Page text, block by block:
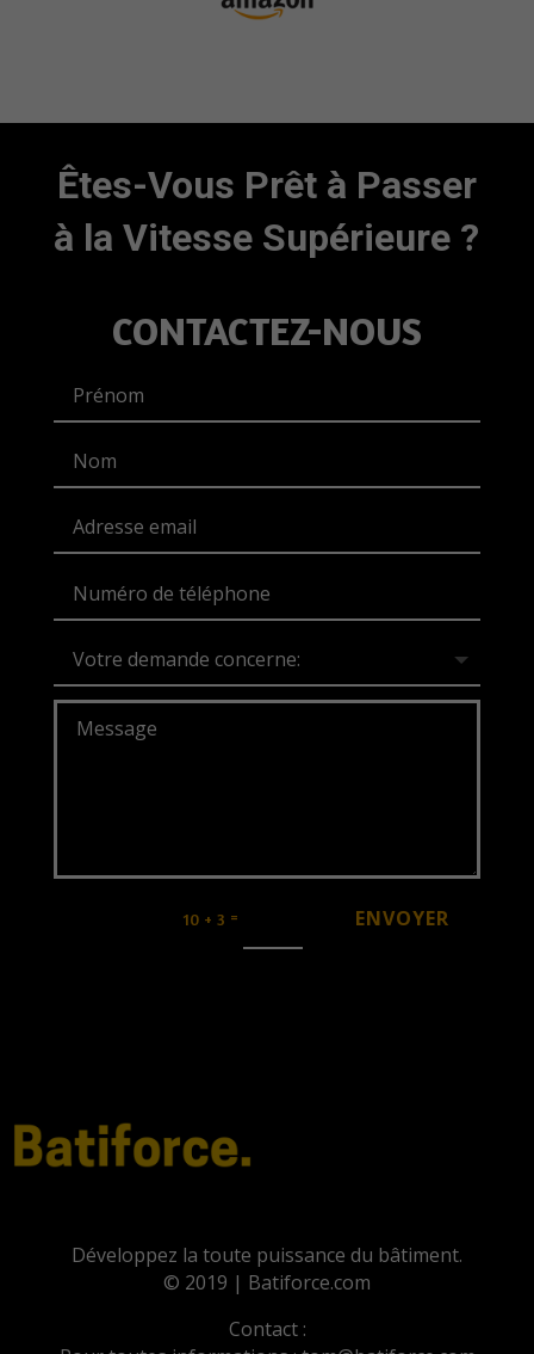
Êtes-Vous Prêt à Passer
à la Vitesse Supérieure ?
CONTACTEZ-NOUS
10 + 3 = ENVOYER
Développez la toute puissance du bâtiment.
© 2019 | Batiforce.com
Contact :